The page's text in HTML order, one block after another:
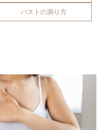
バストの測り方